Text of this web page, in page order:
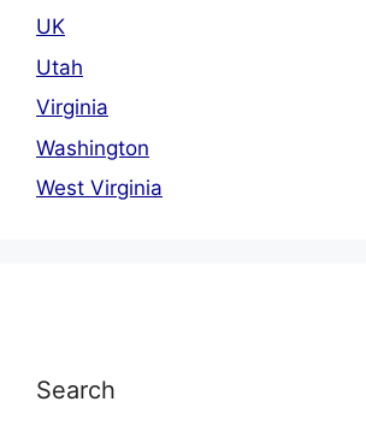
UK
Utah
Virginia
Washington
West Virginia
Search